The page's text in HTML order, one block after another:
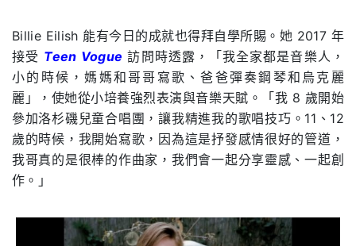
Billie Eilish 能有今日的成就也得拜自學所賜。她 2017 年
接受 Teen Vogue 訪問時透露，「我全家都是音樂人，
小的時候，媽媽和哥哥寫歌、爸爸彈奏鋼琴和烏克麗
麗」，使她從小培養強烈表演與音樂天賦。「我 8 歲開始
參加洛杉磯兒童合唱團，讓我精進我的歌唱技巧。11、12
歲的時候，我開始寫歌，因為這是抒發感情很好的管道，
我哥真的是很棒的作曲家，我們會一起分享靈感、一起創
作。」